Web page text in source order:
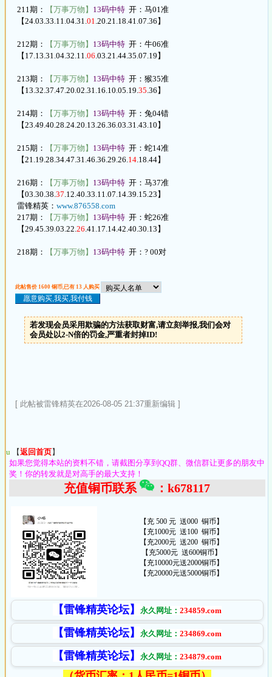
211期： 【万事万物】 13码中特 开：马01准
【24.03.33.11.04.31.01.20.21.18.41.07.36】
212期： 【万事万物】 13码中特 开：牛06准
【17.13.31.04.32.11.06.03.21.44.35.07.19】
213期： 【万事万物】 13码中特 开：猴35准
【13.32.37.47.20.02.31.16.10.05.19.35.36】
214期： 【万事万物】 13码中特 开：兔04错
【23.49.40.28.24.20.13.26.36.03.31.43.10】
215期： 【万事万物】 13码中特 开：蛇14准
【21.19.28.34.47.31.46.36.29.26.14.18.44】
216期： 【万事万物】 13码中特 开：马37准
【03.30.38.37.12.40.33.11.07.14.39.15.23】
雷锋精英： www.876558.com
217期：
【万事万物】 13码中特 开：蛇26准
【29.45.39.03.22.26.41.17.14.42.40.30.13】
218期： 【万事万物】 13码中特 开：? 00对
此帖售价 1600 铜币,已有 13 人购买
若发现会员采用欺骗的方法获取财富,请立刻举报,我们会对
会员处以2-N倍的罚金,严重者封掉ID!
[ 此帖被雷锋精英在2026-08-05 21:37重新编辑 ]
u 【返回首页】
如果您觉得本站的资料不错，请截图分享到QQ群、微信群让更多的朋友中
奖！你的转发就是对高手的最大支持！
充值铜币联系 ：k678117
【充 500 元 送000 铜币】
【充1000元 送100 铜币】
【充2000元 送200 铜币】
【充5000元 送600铜币】
【充10000元送2000铜币】
【充20000元送5000铜币】
【雷锋精英论坛】 永久网址： 234859.com
【雷锋精英论坛】 永久网址： 234869.com
【雷锋精英论坛】 永久网址： 234879.com